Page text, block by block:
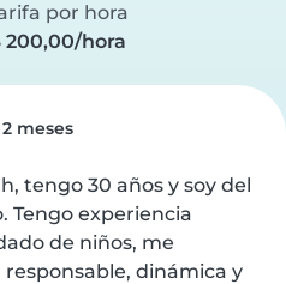
por hora
200,00/hora
meses
tengo 30 años y soy del
Tengo experiencia
de niños, me
dinámica y